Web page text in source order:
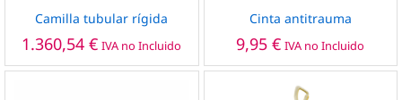
Camilla tubular rígida
1.360,54€ IVA no Incluido
Cinta antitrauma
9,95€ IVA no Incluido